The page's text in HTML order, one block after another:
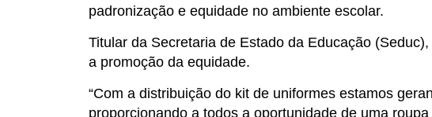
padronização e equidade no ambiente escolar.
Titular da Secretaria de Estado da Educação
a promoção da equidade.
“Com a distribuição do kit de uniformes estamos
proporcionando a todos a oportunidade de uma